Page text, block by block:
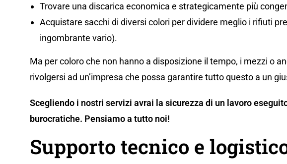
Trovare una discarica economica e strategicamente più
Acquistare sacchi di diversi colori per dividere meglio i rifiuti
ingombrante vario).
Ma per coloro che non hanno a disposizione il tempo, i mezzi o
rivolgersi ad un’impresa che possa garantire tutto questo a un
Scegliendo i nostri servizi avrai la sicurezza di un lavoro
burocratiche. Pensiamo a tutto noi!
Supporto tecnico e